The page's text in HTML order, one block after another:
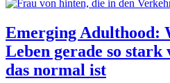
Emerging Adulthood:
Leben gerade so
das normal ist